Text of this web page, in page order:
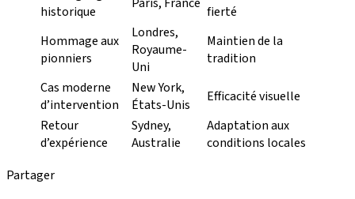
historique
fierté
Hommage aux
pionniers
Londres,
Royaume-
Uni
Maintien de la
tradition
Cas moderne
d’intervention
New York,
États-Unis
Efficacité visuelle
Retour
d’expérience
Sydney,
Australie
Adaptation aux
conditions locales
Partager